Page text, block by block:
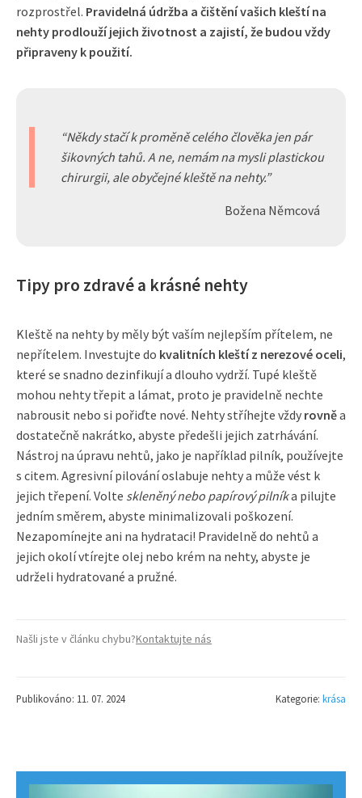
rozprostřel. Pravidelná údržba a čištění vašich kleští na
nehty prodlouží jejich životnost a zajistí, že budou vždy
připraveny k použití.
Někdy stačí k proměně celého člověka jen pár
šikovných tahů. A ne, nemám na mysli plastickou
chirurgii, ale obyčejné kleště na nehty.
Božena Němcová
Tipy pro zdravé a krásné nehty
Kleště na nehty by měly být vaším nejlepším přítelem, ne
nepřítelem. Investujte do kvalitních kleští z nerezové oceli,
které se snadno dezinfikují a dlouho vydrží. Tupé kleště
mohou nehty třepit a lámat, proto je pravidelně nechte
nabrousit nebo si pořiďte nové. Nehty stříhejte vždy rovněa
dostatečně nakrátko, abyste předešli jejich zatrhávání.
Nástroj na úpravu nehtů, jako je například pilník, používejte
s citem. Agresivní pilování oslabuje nehty a může vést k
jejich třepení. Volte skleněný nebo papírový pilníka pilujte
jedním směrem, abyste minimalizovali poškození.
Nezapomínejte ani na hydrataci! Pravidelně do nehtů a
jejich okolí vtírejte olej nebo krém na nehty, abyste je
udrželi hydratované a pružné.
Našli jste v článku chybu?Kontaktujte nás
Publikováno: 11. 07. 2024 Kategorie: krása